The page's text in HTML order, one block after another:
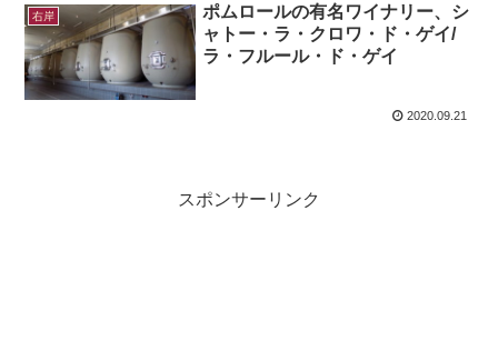
右岸
ポムロールの有名ワイナリー、シ
ャトー・ラ・クロワ・ド・ゲイ/
ラ・フルール・ド・ゲイ
2020.09.21
スポンサーリンク